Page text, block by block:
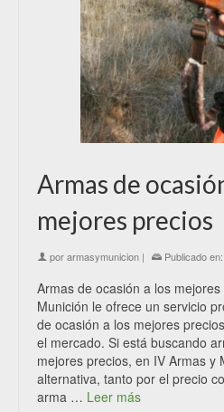
Armas de
mejores precios
porarmasymunicion | Publicado en:
Armas de ocasión a los
Munición le ofrece un servicio
de ocasión a los mejores
el mercado. Si está buscando
mejores precios, en IV Armas y
alternativa, tanto por el precio
arma … Leer más